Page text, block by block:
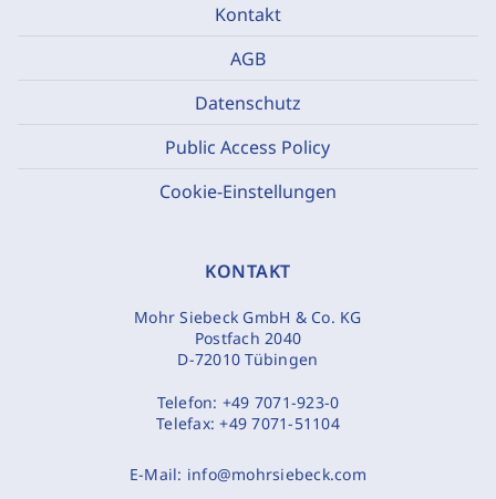
Kontakt
AGB
Datenschutz
Public Access Policy
Cookie-Einstellungen
KONTAKT
Mohr Siebeck GmbH & Co. KG
Postfach 2040
D-72010 Tübingen
Telefon: +49 7071-923-0
Telefax:+49 7071-51104
E-Mail: info@mohrsiebeck.com